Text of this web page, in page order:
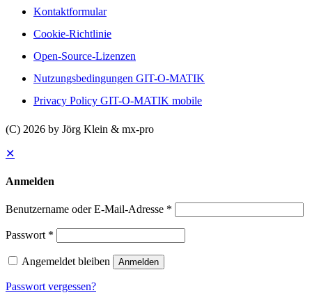
Kontaktformular
Cookie-Richtlinie
Open-Source-Lizenzen
Nutzungsbedingungen GIT-O-MATIK
Privacy Policy GIT-O-MATIK mobile
(C) 2026 by Jörg Klein & mx-pro
✕
Anmelden
Benutzername oder E-Mail-Adresse *
Passwort *
Angemeldet bleiben Anmelden
Passwort vergessen?